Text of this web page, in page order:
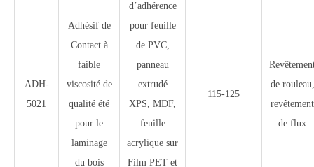
ADH-
5021
Adhésif de
Contact à
faible
viscosité de
qualité été
pour le
laminage
du bois
d’adhérence
pour feuille
de PVC,
panneau
extrudé
XPS, MDF,
feuille
acrylique sur
Film PET et
115-125
de rouleau,
revêtement
de flux